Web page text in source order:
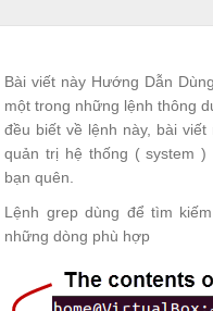
Bài viết này Hướng Dẫn
một trong những lệnh thông
đều biết về lệnh này, bài
quản trị hệ thống ( system
bạn quên.
Lệnh grep dùng để tìm
những dòng phù hợp